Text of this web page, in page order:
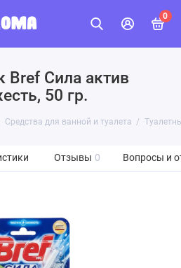
0
Bref Сила актив
50 гр.
Средства для ванной и туалета
Отзывы 0 Вопросы и